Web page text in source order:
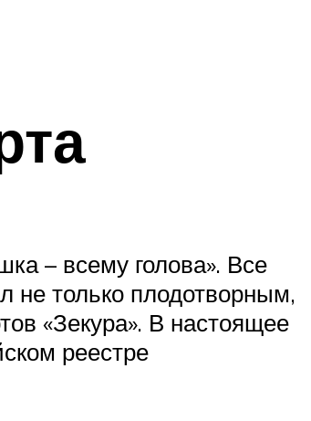
– всему голова». Все
не только плодотворным,
«Зекура». В настоящее
реестре